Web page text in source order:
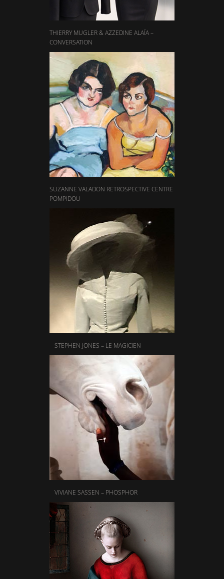
THIERRY MUGLER & AZZEDINE ALAÏA –
CONVERSATION
SUZANNE VALADON RETROSPECTIVE CENTRE
POMPIDOU
STEPHEN JONES – LE MAGICIEN
VIVIANE SASSEN – PHOSPHOR